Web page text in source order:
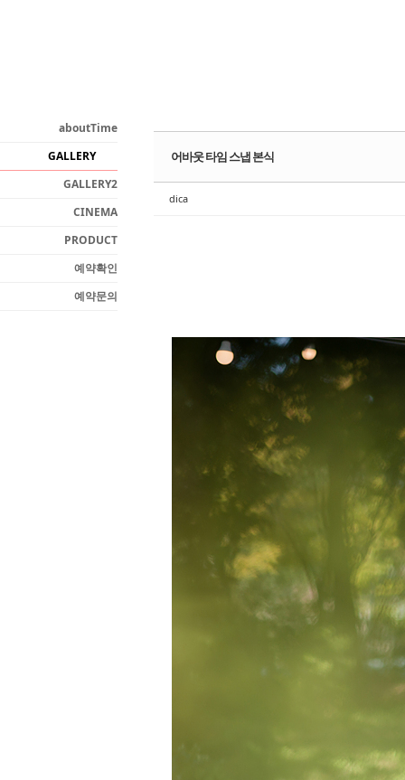
aboutTime
GALLERY
GALLERY2
CINEMA
PRODUCT
예약확인
예약문의
어바웃 타임 스냅 본식
dica
Sketchbook5, 스케치북5